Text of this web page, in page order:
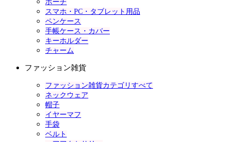
ポーチ
スマホ・PC・タブレット用品
ペンケース
手帳ケース・カバー
キーホルダー
チャーム
ファッション雑貨
ファッション雑貨カテゴリすべて
ネックウェア
帽子
イヤーマフ
手袋
ベルト